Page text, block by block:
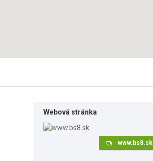
Webová stránka
www.bs8.sk